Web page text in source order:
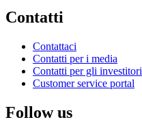
Contatti
Contattaci
Contatti per i media
Contatti per gli investitori
Customer service portal
Follow us